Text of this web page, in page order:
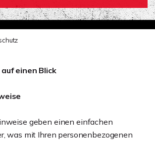
einen Blick
geben einen einfachen
was mit Ihren personenbezogenen